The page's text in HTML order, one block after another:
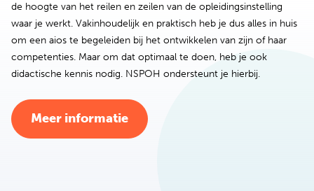
de hoogte van het reilen en zeilen van de opleidingsinstelling
waar je werkt. Vakinhoudelijk en praktisch heb je dus alles in huis
om een aios te begeleiden bij het ontwikkelen van zijn of haar
competenties. Maar om dat optimaal te doen, heb je ook
didactische kennis nodig. NSPOH ondersteunt je hierbij.
Meer informatie